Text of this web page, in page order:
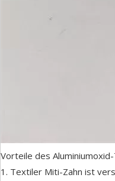
Vorteile des
1. Textiler Miti-Zahn ist